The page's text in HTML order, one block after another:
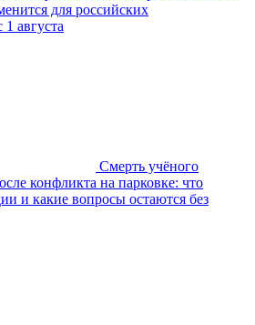
для российских
августа
Смерть учёного
конфликта на парковке: что
и какие вопросы остаются без